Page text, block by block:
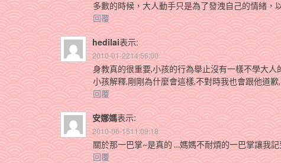
多數的時候，大人動手只是為了發洩自己的情緒，
回覆
hedilai表示:
2010-01-2214:56:00
身教真的很重要,小孩的行為舉止沒有一樣不學大
小孩解釋,剛剛為什麼會這樣,不對時我也會跟他道
回覆
安娜媽表示:
2010-06-1511:09:18
關於那一巴掌~是真的 …媽媽不耐煩的一巴掌讓我
回覆